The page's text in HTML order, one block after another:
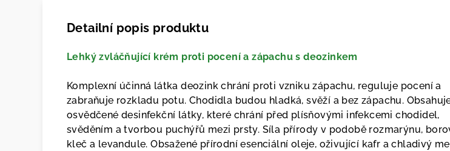
Detailní popis produktu
Lehký zvláčňující krém proti pocení a zápachu s deozinkem
Komplexní účinná látka deozink chrání proti vzniku zápachu, reguluje pocení a
zabraňuje rozkladu potu. Chodidla budou hladká, svěží a bez zápachu.
osvědčené desinfekční látky, které chrání před plísňovými infekcemi chodidel,
svěděním a tvorbou puchýřů mezi prsty. Síla přírody v podobě rozmarýnu,
kleč a levandule. Obsažené přírodní esenciální oleje, oživující kafr a chladivý